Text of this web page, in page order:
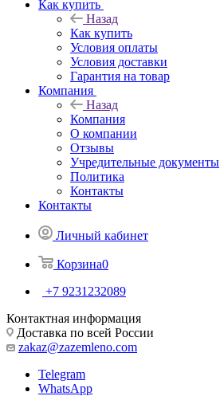
Как купить
Назад
Как купить
Условия оплаты
Условия доставки
Гарантия на товар
Компания
Назад
Компания
О компании
Отзывы
Учредительные документы
Политика
Контакты
Контакты
Личный кабинет
Корзина0
+7 9231232089
Контактная информация
Доставка по всей России
zakaz@zazemleno.com
Telegram
WhatsApp